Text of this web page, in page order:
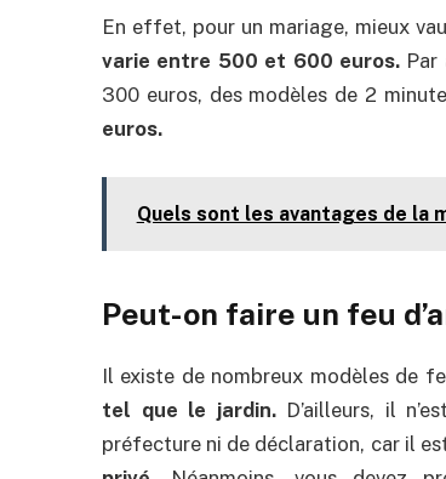
En effet, pour un mariage, mieux
varie entre 500 et 600 euros. Par
300 euros, des modèles de 2
euros.
Quels sont les avantages de la
Peut-on faire un feu
Il existe de nombreux modèles de
tel que le jardin.D’ailleurs, il
préfecture ni de déclaration, car il